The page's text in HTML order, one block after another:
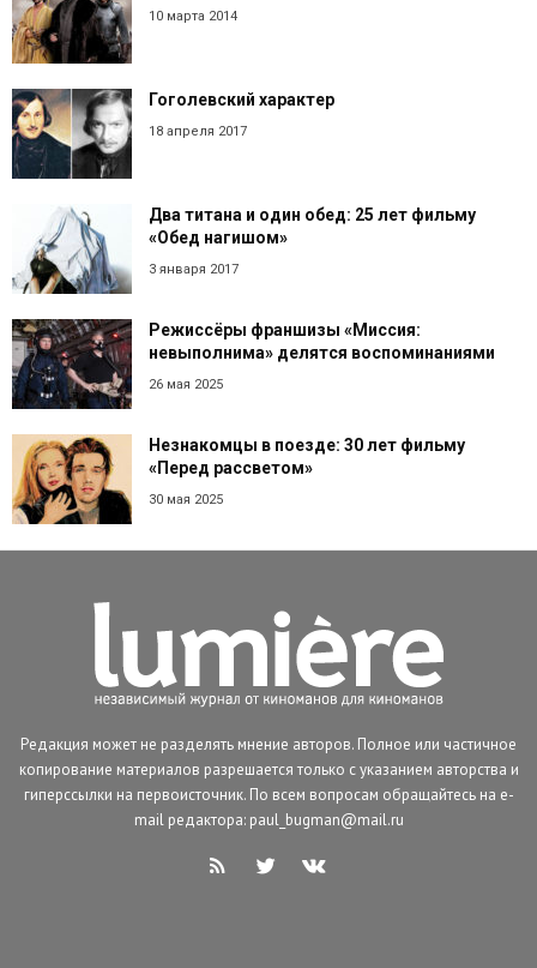
10 марта 2014
Гоголевский характер
18 апреля 2017
Два титана и один обед: 25 лет фильму
«Обед нагишом»
3 января 2017
Режиссёры франшизы «Миссия:
невыполнима» делятся воспоминаниями
26 мая 2025
Незнакомцы в поезде: 30 лет фильму
«Перед рассветом»
30 мая 2025
Редакция может не разделять мнение авторов. Полное или частичное
копирование материалов разрешается только с указанием авторства и
гиперссылки на первоисточник. По всем вопросам обращайтесь на e-
mail редактора: paul_bugman@mail.ru